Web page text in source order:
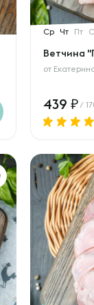
Ср Чт Пт
Ветчина
от
439 /